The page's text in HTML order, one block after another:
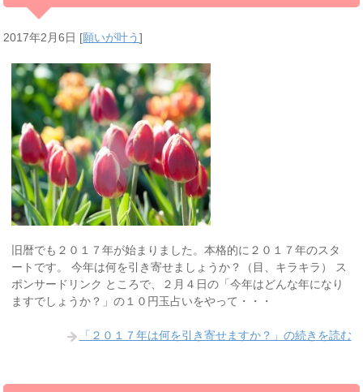
2017年2月6日 [願いが叶う]
旧暦でも２０１７年が始まりました。本格的に２０１７年のスタ
ートです。 今年は何を引き寄せましょうか？（目、キラキラ） ス
ポンサードリンク ところで、２月４日の「今年はどんな年になり
ますでしょうか？」の１０円玉占いをやって・・・
「２０１７年は何を引き寄せますか？」の続きを読む